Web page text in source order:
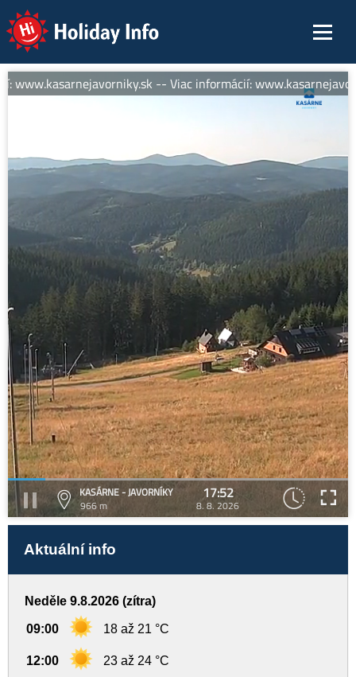
Holiday Info
www.kasarnejavorniky.sk -- Viac informácií:
KASÁRNE - JAVORNÍKY
966 m
17:52
8. 8. 2026
Aktuální info
Neděle 9.8.2026 (zítra)
09:00 18 až 21 °C
12:00 23 až 24 °C